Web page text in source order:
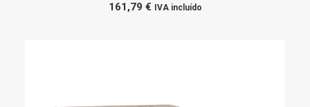
161,79 € IVA incluído